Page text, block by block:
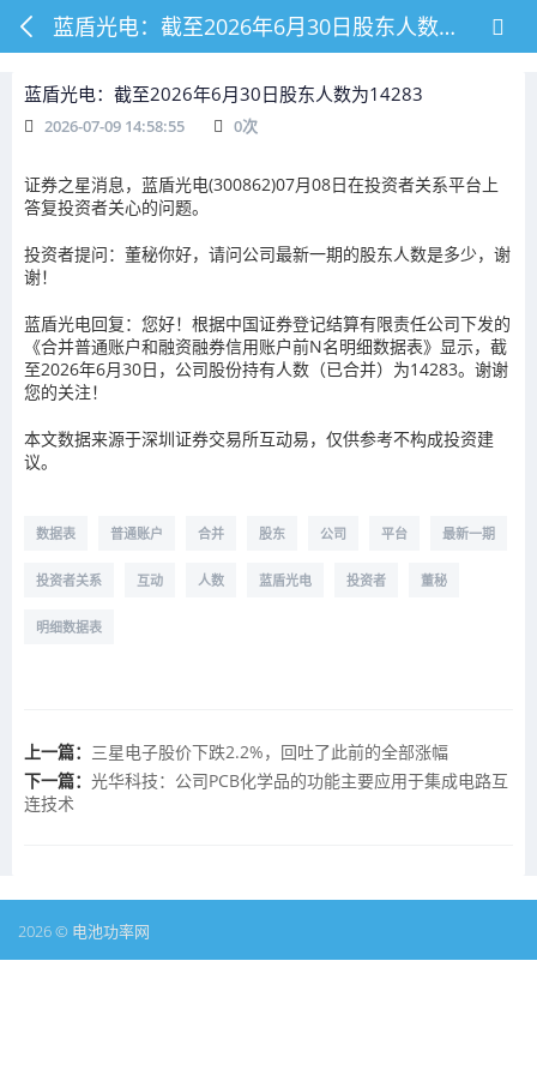
蓝盾光电：截至2026年6月30日股东人数为14283
蓝盾光电：截至2026年6月30日股东人数为14283
2026-07-09 14:58:55 0次
证券之星消息，蓝盾光电(300862)07月08日在投资者关系平台上
答复投资者关心的问题。
投资者提问：董秘你好，请问公司最新一期的股东人数是多少，谢
谢！
蓝盾光电回复：您好！根据中国证券登记结算有限责任公司下发的
《合并普通账户和融资融券信用账户前N名明细数据表》显示，截
至2026年6月30日，公司股份持有人数（已合并）为14283。谢谢
您的关注！
本文数据来源于深圳证券交易所互动易，仅供参考不构成投资建
议。
数据表 普通账户 合并 股东 公司 平台 最新一期
投资者关系 互动 人数 蓝盾光电 投资者 董秘
明细数据表
上一篇： 三星电子股价下跌2.2%，回吐了此前的全部涨幅
下一篇： 光华科技：公司PCB化学品的功能主要应用于集成电路互
连技术
2026 © 电池功率网